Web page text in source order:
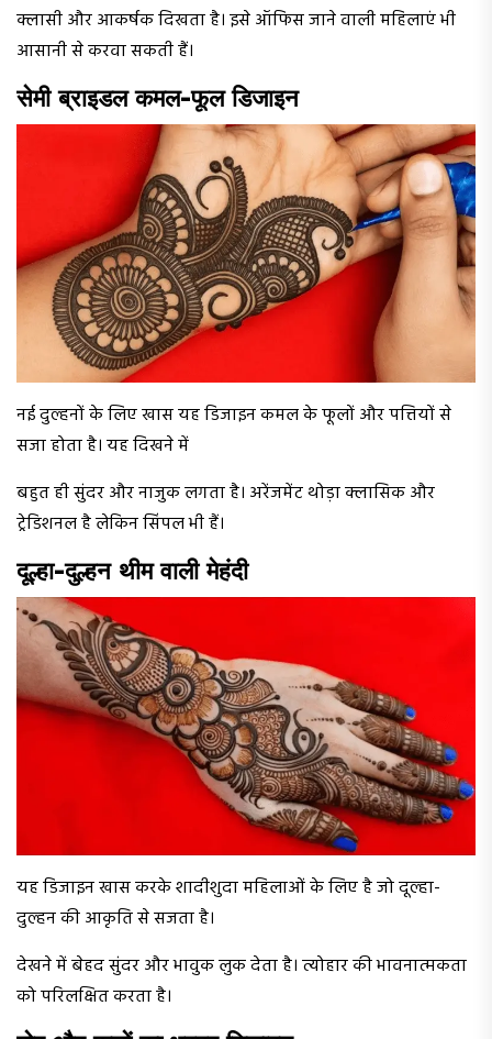
क्लासी और आकर्षक दिखता है। इसे ऑफिस जाने वाली महिलाएं भी
आसानी से करवा सकती हैं।
सेमी ब्राइडल कमल-फूल डिजाइन
नई दुल्हनों के लिए खास यह डिजाइन कमल के फूलों और पत्तियों से
सजा होता है। यह दिखने में
बहुत ही सुंदर और नाजुक लगता है। अरेंजमेंट थोड़ा क्लासिक और
ट्रेडिशनल है लेकिन सिंपल भी हैं।
दूल्हा-दुल्हन थीम वाली मेहंदी
यह डिजाइन खास करके शादीशुदा महिलाओं के लिए है जो दूल्हा-
दुल्हन की आकृति से सजता है।
देखने में बेहद सुंदर और भावुक लुक देता है। त्योहार की भावनात्मकता
को परिलक्षित करता है।